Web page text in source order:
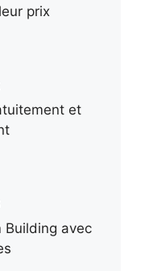
prix
et
Building avec